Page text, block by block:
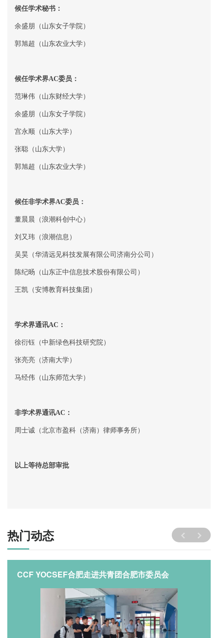
候任学术秘书：
余盛朋（山东女子学院）
郭旭超（山东农业大学）
候任学术界AC委员：
范琳伟（山东财经大学）
余盛朋（山东女子学院）
宫永顺（山东大学）
张聪（山东大学）
郭旭超（山东农业大学）
候任非学术界AC委员：
董晨晨（浪潮科创中心）
刘又玮（浪潮信息）
吴昊（华清远见科技发展有限公司济南分公司）
陈纪旸（山东正中信息技术股份有限公司）
王凯（安博教育科技集团）
学术界通讯AC ：
徐衍钰（中新绿色科技研究院）
张亮亮（济南大学）
马经伟（山东师范大学）
非学术界通讯AC ：
周士诚（北京市盈科（济南）律师事务所）
以上等待总部审批
热门动态
CCF YOCSEF合肥走进共青团合肥市委员会